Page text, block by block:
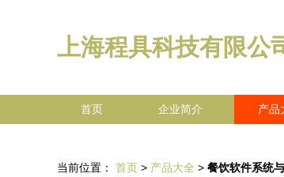
上海程具科技有限公
首页 企业简介 产品
当前位置： 首页 > 产品大全 > 餐饮软件系统